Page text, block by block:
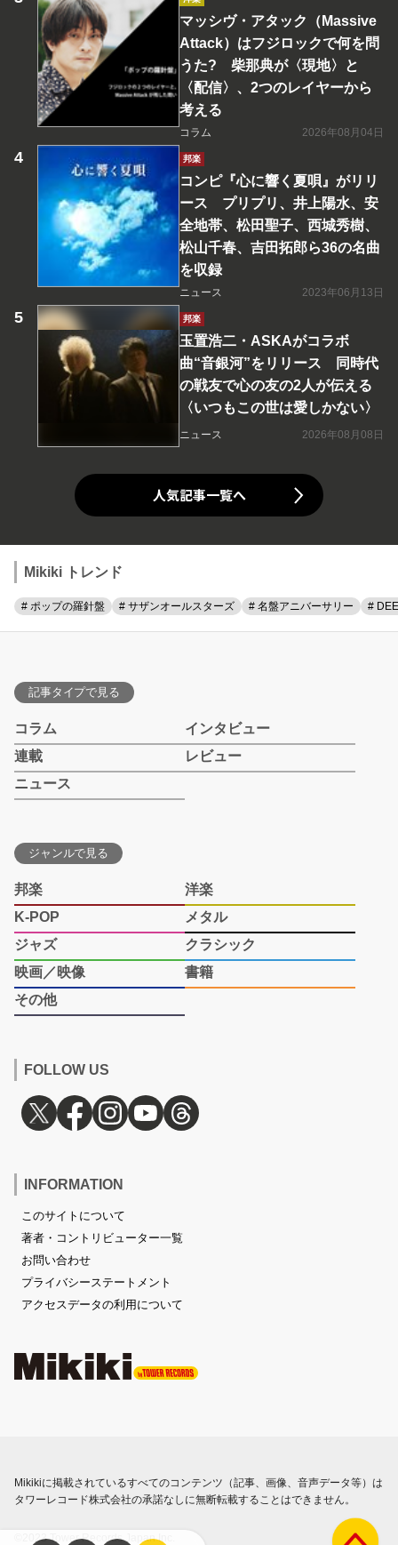
マッシヴ・アタック（Massive
Attack）はフジロックで何を問
うた? 柴那典が〈現地〉と
〈配信〉、2つのレイヤーから
考える
コラム 2026年08月04日
邦楽
コンピ『心に響く夏唄』がリリ
ース プリプリ、井上陽水、安
全地帯、松田聖子、西城秀樹、
松山千春、吉田拓郎ら36の名曲
を収録
ニュース 2023年06月13日
邦楽
玉置浩二・ASKAがコラボ
曲“音銀河”をリリース 同時代
の戦友で心の友の2人が伝える
〈いつもこの世は愛しかない〉
ニュース 2026年08月08日
人気記事一覧へ
Mikiki トレンド
# ポップの羅針盤 # サザンオールスターズ # 名盤アニバーサリー #
記事タイプで見る
コラム
インタビュー
連載
レビュー
ニュース
ジャンルで見る
邦楽
洋楽
K-POP
メタル
ジャズ
クラシック
映画／映像
書籍
その他
FOLLOW US
INFORMATION
このサイトについて
著者・コントリビューター一覧
お問い合わせ
プライバシーステートメント
アクセスデータの利用について
Mikikiに掲載されているすべてのコンテンツ（記事、画像、音声データ等）は
タワーレコード株式会社の承諾なしに無断転載することはできません。
©2023 Tower Records Japan Inc.